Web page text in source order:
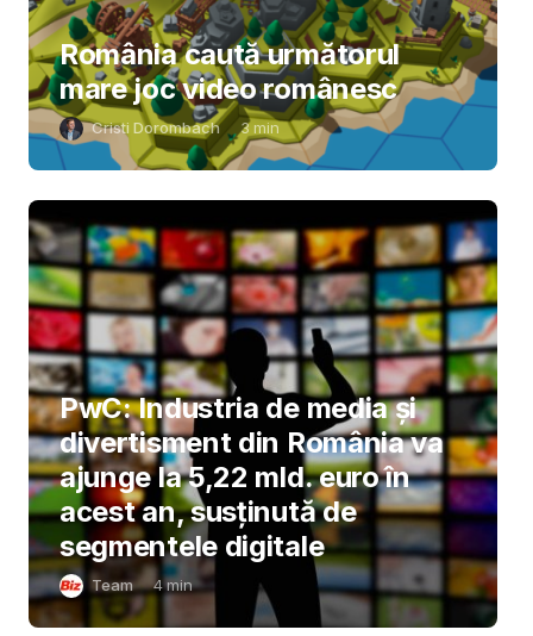
România caută următorul
mare joc video românesc
Cristi Dorombach 3min
PwC: Industria de media și
divertisment din România va
ajunge la 5,22 mld. euro în
acest an, susținută de
segmentele digitale
Team 4min